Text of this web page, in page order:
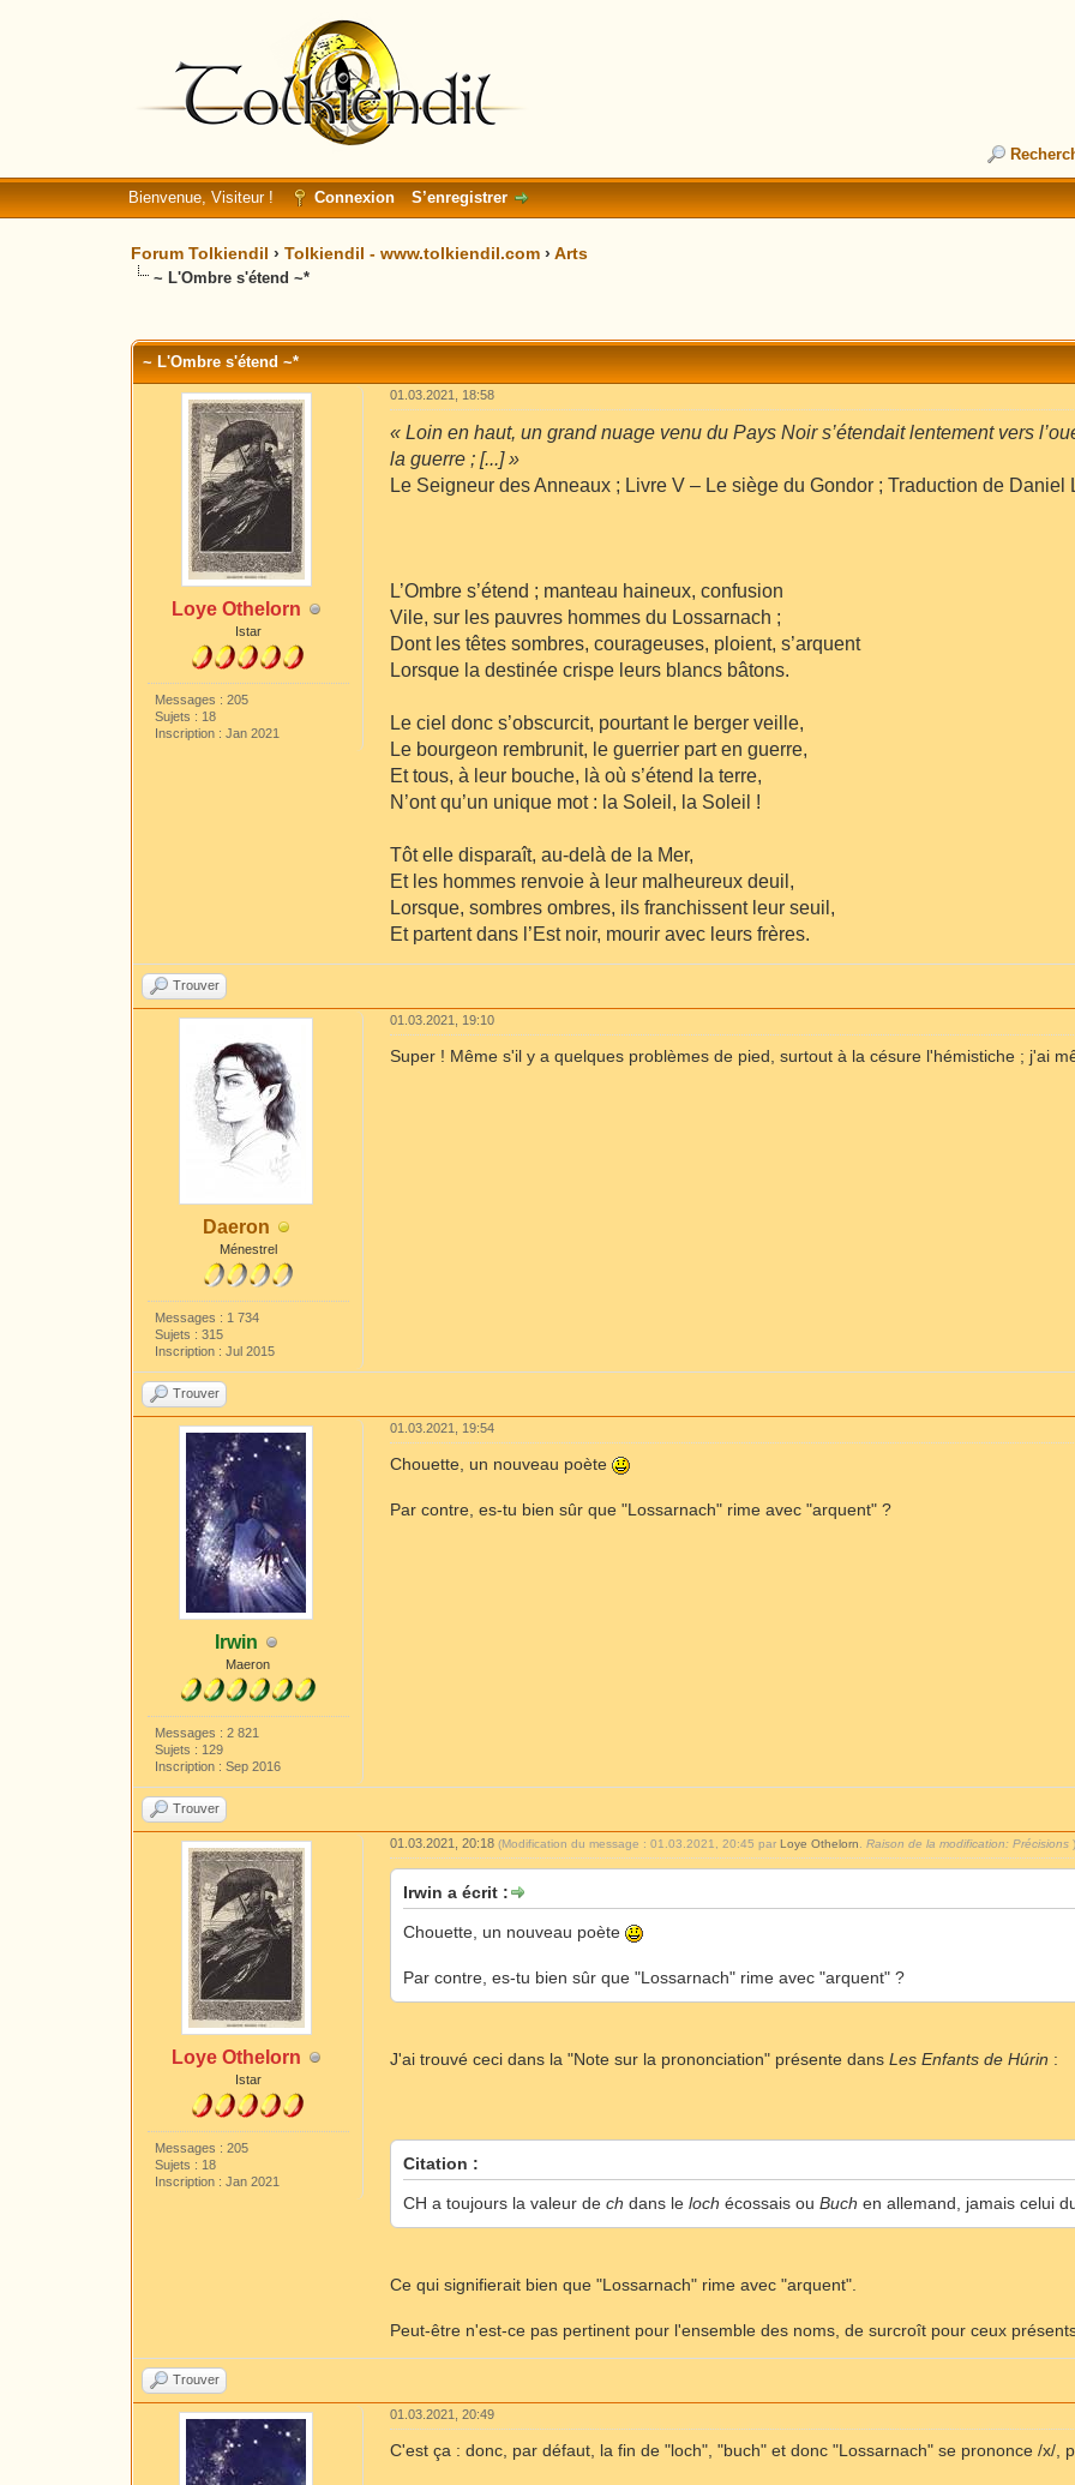
Bienvenue, Visiteur ! Connexion S’enregistrer
Forum Tolkiendil ›Tolkiendil - www.tolkiendil.com ›Arts
~ L'Ombre s'étend ~*
~ L'Ombre s'étend ~*
Loye Othelorn
Istar
Messages : 205
Sujets : 18
Inscription : Jan 2021
01.03.2021, 18:58
« Loin en haut, un grand nuage venu du Pays Noir s’étendait lentement vers
la guerre ; [...] »
Le Seigneur des Anneaux ; Livre V – Le siège du Gondor ; Traduction de Daniel
L’Ombre s’étend ; manteau haineux, confusion
Vile, sur les pauvres hommes du Lossarnach ;
Dont les têtes sombres, courageuses, ploient, s’arquent
Lorsque la destinée crispe leurs blancs bâtons.
Le ciel donc s’obscurcit, pourtant le berger veille,
Le bourgeon rembrunit, le guerrier part en guerre,
Et tous, à leur bouche, là où s’étend la terre,
N’ont qu’un unique mot : la Soleil, la Soleil !
Tôt elle disparaît, au-delà de la Mer,
Et les hommes renvoie à leur malheureux deuil,
Lorsque, sombres ombres, ils franchissent leur seuil,
Et partent dans l’Est noir, mourir avec leurs frères.
Trouver
Daeron
Ménestrel
Messages : 1 734
Sujets : 315
Inscription : Jul 2015
01.03.2021, 19:10
Super ! Même s'il y a quelques problèmes de pied, surtout à la césure l'hémistiche ; j'ai
Trouver
Irwin
Maeron
Messages : 2 821
Sujets : 129
Inscription : Sep 2016
01.03.2021, 19:54
Chouette, un nouveau poète
Par contre, es-tu bien sûr que "Lossarnach" rime avec "arquent" ?
Trouver
Loye Othelorn
Istar
Messages : 205
Sujets : 18
Inscription : Jan 2021
01.03.2021, 20:18(Modification du message : 01.03.2021, 20:45 parLoye Othelorn Raison de la modification: Précisions )
Irwin a écrit :
Chouette, un nouveau poète
Par contre, es-tu bien sûr que "Lossarnach" rime avec "arquent" ?
J'ai trouvé ceci dans la "Note sur la prononciation" présente dansLes Enfants de Húrin :
Citation :
CH a toujours la valeur dech dans leloch écossais ouBuch en allemand, jamais celui
Ce qui signifierait bien que "Lossarnach" rime avec "arquent".
Peut-être n'est-ce pas pertinent pour l'ensemble des noms, de surcroît pour ceux
Trouver
01.03.2021, 20:49
C'est ça : donc, par défaut, la fin de "loch", "buch" et donc "Lossarnach" se prononce /x/,